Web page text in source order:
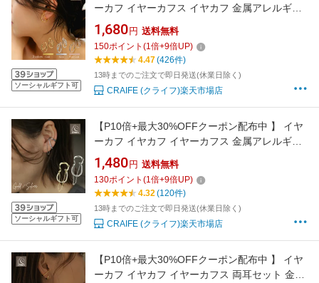
ソーシャルギフト可
ーカフ イヤーカフス イヤカフ 金属アレルギー
対応 18K コーティング レディース 大人 かわい
い エレガント ジュエリー ゴールド シルバー ピ
ンクゴールド 両耳用 左右セット 送料無料 プチ
プライス高見え CRAIFE
1,680 円 送料無料
150ポイント (1倍+9倍UP)
4.47(426件)
13時までのご注文で即日発送(休業日除く)
CRAIFE (クライフ)楽天市場店
ソーシャルギフト可
【P10倍+最大30%OFFクーポン配布中 】 イヤ
ーカフ イヤカフ イヤーカフス 金属アレルギー
対応 18K ニッケルフリー ジルコニア チェーン
レディース 大人 かわいい ジュエリー ゴールド
シルバー 左耳用 送料無料 プチプライス高見え
1,480 円 送料無料
130ポイント (1倍+9倍UP)
4.32(120件)
13時までのご注文で即日発送(休業日除く)
CRAIFE (クライフ)楽天市場店
【P10倍+最大30%OFFクーポン配布中 】 イヤ
ーカフ イヤカフ イヤーカフス 両耳セット 金属